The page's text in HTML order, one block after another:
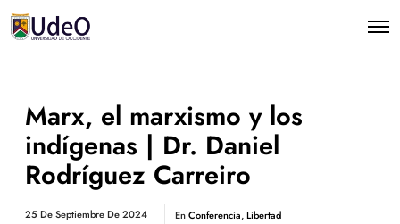
Marx, el marxismo y los
indígenas | Dr. Daniel
Rodríguez Carreiro
25 De Septiembre De 2024 EnConferencia,Libertad